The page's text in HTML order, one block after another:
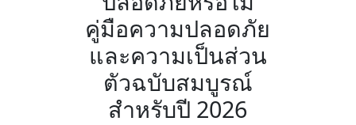
คู่มือความปลอดภัย
และความเป็นส่วน
ตัวฉบับสมบูรณ์
สำหรับปี 2026